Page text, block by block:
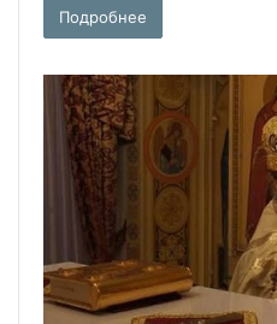
Подробнее